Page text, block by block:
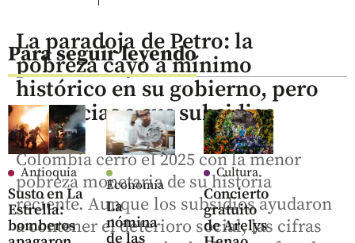
Para seguir leyendo
Antioquia
Susto en La
Estrella:
bomberos
Economía
La
nómina
de las
Cultura
Concierto
gratuito
de Arelys
La paradoja de Petro: la
pobreza cayó a mínimo
histórico en su gobierno, pero
no gracias a sus subsidios
Colombia cerró el 2025 con la menor
pobreza monetaria de su historia
reciente. Aunque los subsidios ayudaron
a contener el deterioro social, las cifras